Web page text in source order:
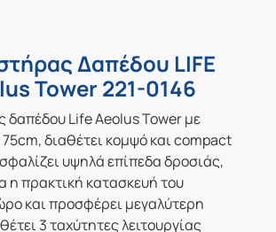
Δαπέδου LIFE
Tower 221-0146
δαπέδου Life Aeolus Tower με
διαθέτει κομψό και compact
υψηλά επίπεδα δροσιάς,
η πρακτική κατασκευή του
και προσφέρει μεγαλύτερη
3 ταχύτητες λειτουργίας